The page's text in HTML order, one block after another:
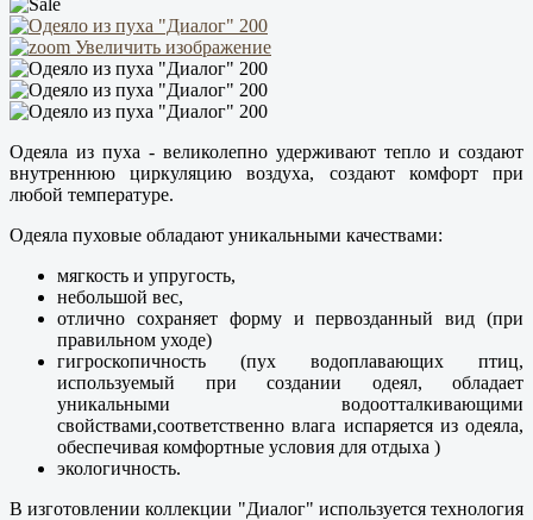
Увеличить изображение
Одеяла из пуха - великолепно удерживают тепло и создают
внутреннюю циркуляцию воздуха, создают комфорт при
любой температуре.
Одеяла пуховые обладают уникальными качествами:
мягкость и упругость,
небольшой вес,
отлично сохраняет форму и первозданный вид (при
правильном уходе)
гигроскопичность (пух водоплавающих птиц,
используемый при создании одеял, обладает
уникальными водоотталкивающими
свойствами,соответственно влага испаряется из одеяла,
обеспечивая комфортные условия для отдыха )
экологичность.
В изготовлении коллекции "Диалог" используется технология